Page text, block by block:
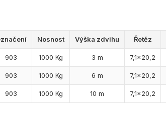
Nosnost Výška zdvihu Řetěz
903 1000 Kg 3 m 7,1x20,2
903 1000 Kg 6 m 7,1x20,2
903 1000 Kg 10 m 7,1x20,2